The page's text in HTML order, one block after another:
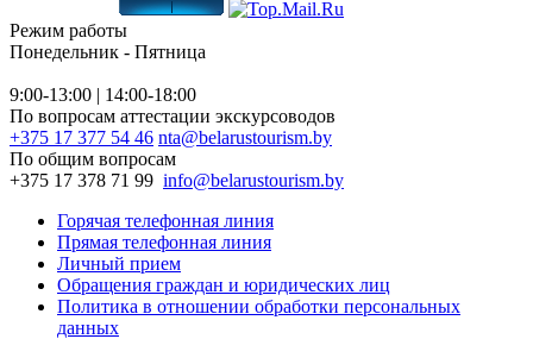
Режим работы
Понедельник - Пятница
9:00-13:00 | 14:00-18:00
По вопросам аттестации экскурсоводов
+375 17 377 54 46 nta@belarustourism.by
По общим вопросам
+375 17 378 71 99 info@belarustourism.by
Горячая телефонная линия
Прямая телефонная линия
Личный прием
Обращения граждан и юридических лиц
Политика в отношении обработки персональных
данных